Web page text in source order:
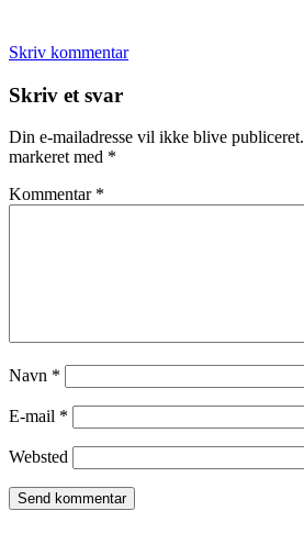
Skriv kommentar
Læserinteraktioner
Skriv et svar
Din e-mailadresse vil ikke blive publiceret.
markeret med *
Kommentar *
Navn *
E-mail *
Websted